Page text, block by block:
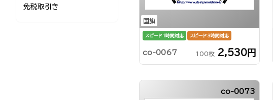
国旗
スピード1時間対応 スピード3時間対応
co-0067 100枚 2,530円
co-0073
免税取引き